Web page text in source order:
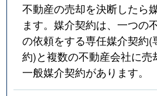
不動産の売却を決断したら
ます。媒介契約は、一つの
の依頼をする専任媒介契約(
約)と複数の不動産会社に売
一般媒介契約があります。